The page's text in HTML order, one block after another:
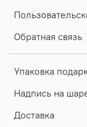
Обратная связь
Упаковка
Надпись на
Доставка